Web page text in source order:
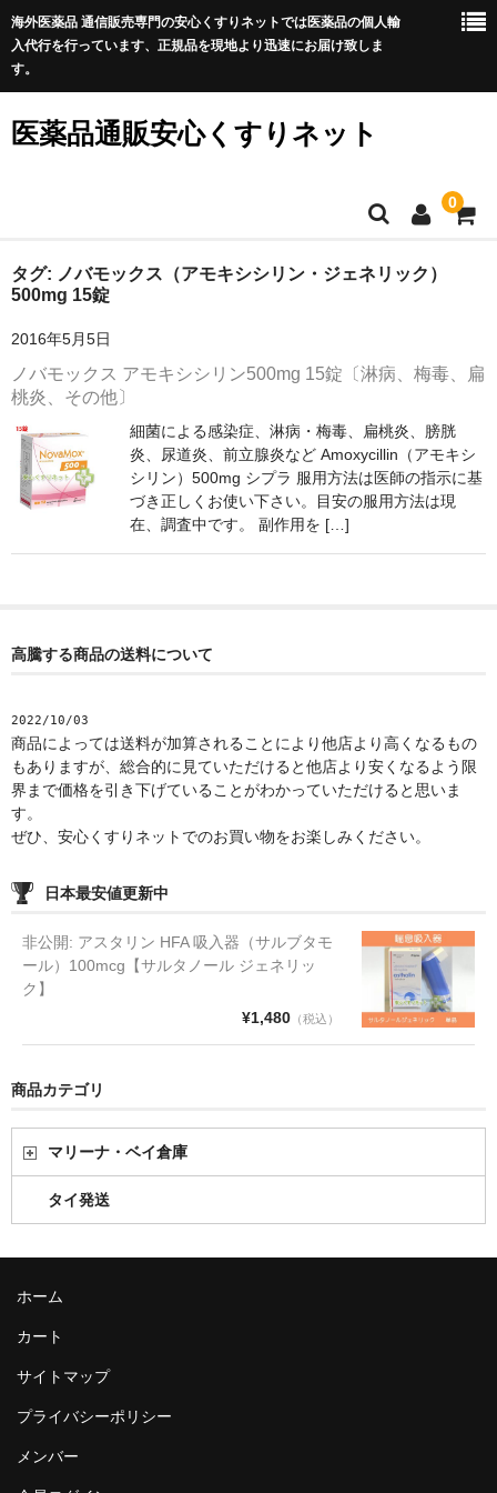
海外医薬品 通信販売専門の安心くすりネットでは医薬品の個人輸
入代行を行っています、正規品を現地より迅速にお届け致しま
す。
医薬品通販安心くすりネット
0
ホーム
サイトマップ
良くある質問
プライバシーポリシー
タグ: ノバモックス（アモキシシリン・ジェネリック）
500mg 15錠
2016年5月5日
ノバモックス アモキシシリン500mg 15錠〔淋病、梅毒、扁
桃炎、その他〕
細菌による感染症、淋病・梅毒、扁桃炎、膀胱
炎、尿道炎、前立腺炎など Amoxycillin（アモキシ
シリン）500mg シプラ 服用方法は医師の指示に基
づき正しくお使い下さい。目安の服用方法は現
在、調査中です。 副作用を […]
高騰する商品の送料について
2022/10/03
商品によっては送料が加算されることにより他店より高くなるもの
もありますが、総合的に見ていただけると他店より安くなるよう限
界まで価格を引き下げていることがわかっていただけると思いま
す。
ぜひ、安心くすりネットでのお買い物をお楽しみください。
日本最安値更新中
非公開: アスタリン HFA 吸入器（サルブタモ
ール）100mcg【サルタノール ジェネリッ
ク】
¥1,480（税込）
商品カテゴリ
マリーナ・ベイ倉庫
タイ発送
ホーム
カート
サイトマップ
プライバシーポリシー
メンバー